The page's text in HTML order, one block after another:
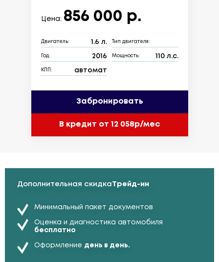
Цена: 856 000 р.
Двигатель: 1.6 л. Тип двигателя:
Год: 2016 Мощность: 110 л.с.
КПП: автомат
Забронировать
В кредит от 12 058р/мес
Дополнительная скидкаТрейд-ин
Минимальный пакет документов
Оценка и диагностика автомобиля
бесплатно
Оформление день в день.